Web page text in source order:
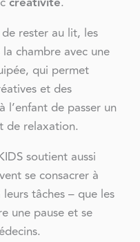
rester au lit, les
chambre avec une
qui permet
et des
l’enfant de passer un
de relaxation.
soutient aussi
se consacrer à
tâches – que les
une pause et se